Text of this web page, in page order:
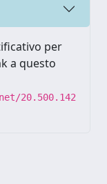
per
a questo
20.500.142